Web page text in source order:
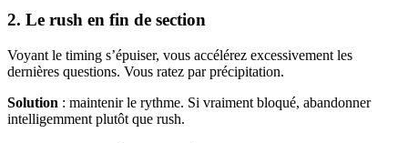
2. Le rush en fin de section
Voyant le timing s’épuiser, vous accélérez excessivement les
dernières questions. Vous ratez par précipitation.
Solution : maintenir le rythme. Si vraiment bloqué, abandonner
intelligemment plutôt que rush.